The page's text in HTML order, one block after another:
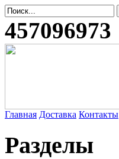
457096973
Главная Доставка Контакты
Разделы